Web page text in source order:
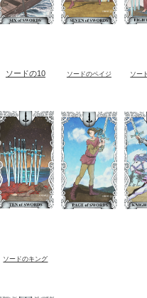
ソードの10 ソードのペイジ ソー
ソードのキング